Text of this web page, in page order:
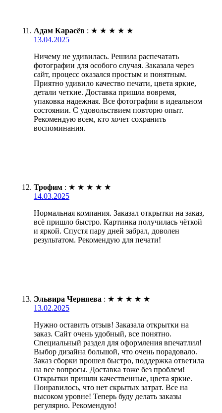
Адам Карасёв : ★ ★ ★ ★ ★
13.04.2025
Ничему не удивилась. Решила распечатать
фотографии для особого случая. Заказала через
сайт, процесс оказался простым и понятным.
Приятно удивило качество печати, цвета яркие,
детали четкие. Доставка пришла вовремя,
упаковка надежная. Все фотографии в идеальном
состоянии. С удовольствием повторю опыт.
Рекомендую всем, кто хочет сохранить
воспоминания.
Трофим : ★ ★ ★ ★ ★
14.03.2025
Нормальная компания. Заказал открытки на заказ,
всё пришло быстро. Картинка получилась чёткой
и яркой. Спустя пару дней забрал, доволен
результатом. Рекомендую для печати!
Эльвира Черняева : ★ ★ ★ ★ ★
13.02.2025
Нужно оставить отзыв! Заказала открытки на
заказ. Сайт очень удобный, все понятно.
Специальный раздел для оформления впечатлил!
Выбор дизайна большой, что очень порадовало.
Заказ сборки прошел быстро, поддержка ответила
на все вопросы. Доставка тоже без проблем!
Открытки пришли качественные, цвета яркие.
Понравилось, что нет скрытых затрат. Все на
высоком уровне! Теперь буду делать заказы
регулярно. Рекомендую!